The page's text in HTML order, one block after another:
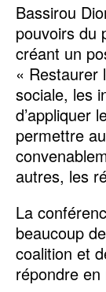
Bassirou
pouvoirs du
créant un
« Restaurer
sociale, les
d’appliquer
permettre
autres, les
La
beaucoup
coalition et
répondre en